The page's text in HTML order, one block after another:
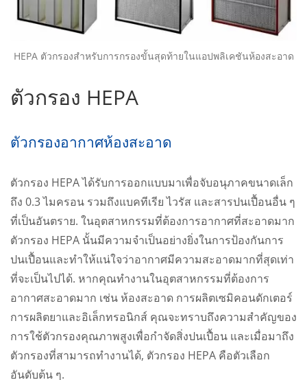
HEPA ตัวกรองสำหรับการกรองขั้นสุดท้ายในแอปพลิเคชันห้องสะอาด
ตัวกรอง HEPA
ตัวกรองอากาศห้องสะอาด
ตัวกรอง HEPA ได้รับการออกแบบมาเพื่อจับอนุภาคขนาดเล็ก
ถึง 0.3 ไมครอน รวมถึงแบคทีเรีย ไวรัส และสารปนเปื้อนอื่น ๆ
ที่เป็นอันตราย. ในอุตสาหกรรมที่ต้องการอากาศที่สะอาดมาก
ตัวกรอง HEPA นั้นมีความจำเป็นอย่างยิ่งในการป้องกันการ
ปนเปื้อนและทำให้แน่ใจว่าอากาศมีความสะอาดมากที่สุดเท่า
ที่จะเป็นไปได้. หากคุณทำงานในอุตสาหกรรมที่ต้องการ
อากาศสะอาดมาก เช่น ห้องสะอาด การผลิตเซมิคอนดักเตอร์
การผลิตยาและอิเล็กทรอนิกส์ คุณจะทราบถึงความสำคัญของ
การใช้ตัวกรองคุณภาพสูงเพื่อกำจัดสิ่งปนเปื้อน และเมื่อมาถึง
ตัวกรองที่สามารถทำงานได้, ตัวกรอง HEPA คือตัวเลือก
อันดับต้น ๆ.